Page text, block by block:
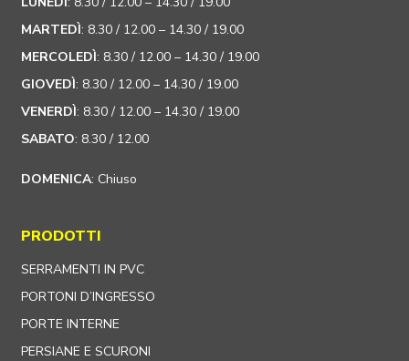
MARTEDÌ: 8.30 / 12.00 – 14.30 / 19.00
MERCOLEDÌ: 8.30 / 12.00 – 14.30 / 19.00
GIOVEDÌ: 8.30 / 12.00 – 14.30 / 19.00
VENERDÌ: 8.30 / 12.00 – 14.30 / 19.00
SABATO: 8.30 / 12.00
DOMENICA: Chiuso
PRODOTTI
SERRAMENTI IN PVC
PORTONI D’INGRESSO
PORTE INTERNE
PERSIANE E SCURONI